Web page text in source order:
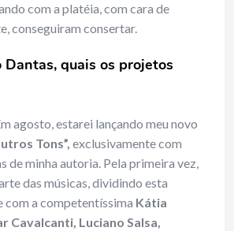
com a platéia, com cara de
conseguiram consertar.
Dantas, quais os projetos
agosto, estarei lançando meu novo
Tons”, exclusivamente com
de minha autoria. Pela primeira vez,
das músicas, dividindo esta
com a competentíssima Kátia
Cavalcanti, Luciano Salsa,